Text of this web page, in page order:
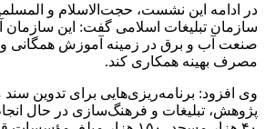
در ادامه این نشست، حجت‌الاسلام و
سازمان تبلیغات اسلامی گفت: این سازمان
صنعت آب و برق در زمینه آموزش همگانی
مصرف بهینه همکاری کند.
وی افزود: برنامه‌ریزی‌هایی برای تدوین
پژوهش، تبلیغات و فرهنگ‌سازی در حال